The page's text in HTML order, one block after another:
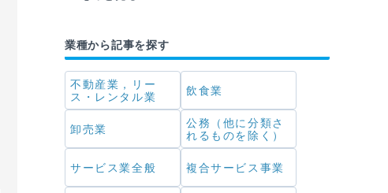
業種から記事を探す
不動産業，リー
ス・レンタル業
飲食業
卸売業
公務（他に分類さ
れるものを除く）
サービス業全般 複合サービス事業